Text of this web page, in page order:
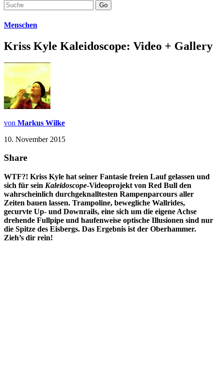
Go
Menschen
Kriss Kyle Kaleidoscope: Video + Gallery
von Markus Wilke
10. November 2015
Share
WTF?! Kriss Kyle hat seiner Fantasie freien Lauf gelassen und
sich für sein Kaleidoscope-Videoprojekt von Red Bull den
wahrscheinlich durchgeknalltesten Rampenparcours aller
Zeiten bauen lassen. Trampoline, bewegliche Wallrides,
gecurvte Up- und Downrails, eine sich um die eigene Achse
drehende Fullpipe und haufenweise optische Illusionen sind nur
die Spitze des Eisbergs. Das Ergebnis ist der Oberhammer.
Zieh’s dir rein!